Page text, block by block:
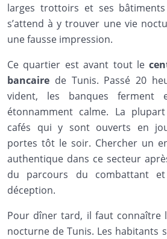
larges trottoirs et ses
s’attend à y trouver une vie
une fausse impression.
Ce quartier est avant tout le
bancaire de Tunis. Passé 20
vident, les banques ferment
étonnamment calme. La
cafés qui y sont ouverts en
portes tôt le soir. Chercher un
authentique dans ce secteur
du parcours du combattant
déception.
Pour dîner tard, il faut connaître
nocturne de Tunis. Les habitants